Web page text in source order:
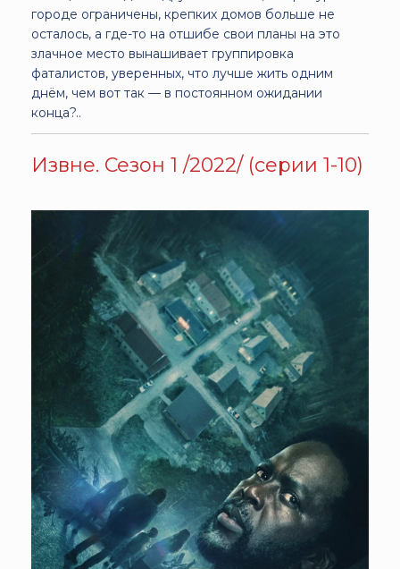
городе ограничены, крепких домов больше не
осталось, а где-то на отшибе свои планы на это
злачное место вынашивает группировка
фаталистов, уверенных, что лучше жить одним
днём, чем вот так — в постоянном ожидании
конца?..
Извне. Сезон 1 /2022/ (серии 1-10)